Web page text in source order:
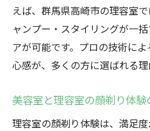
えば、群馬県高崎市の理容室
ャンプー・スタイリングが一
アが可能です。プロの技術に
心感が、多くの方に選ばれる理
美容室と理容室の顔剃り体
理容室の顏剃り体験は、満足